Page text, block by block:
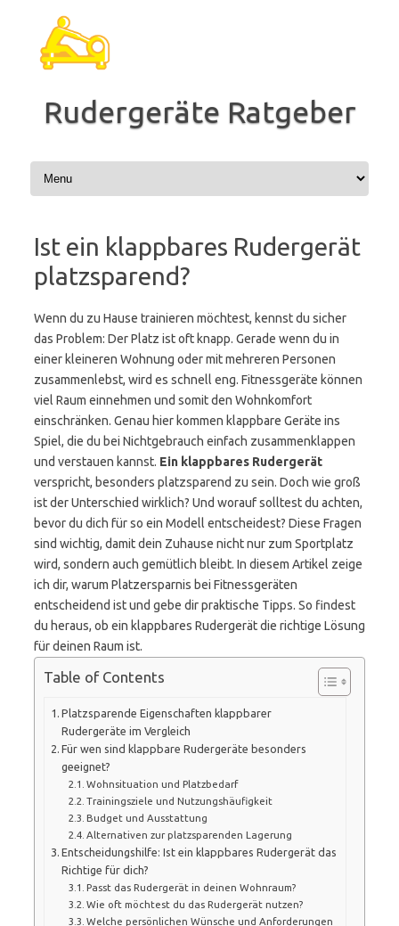
springen
Rudergeräte Ratgeber
Ist ein klappbares Rudergerät
platzsparend?
Wenn du zu Hause trainieren möchtest, kennst du sicher
das Problem: Der Platz ist oft knapp. Gerade wenn du in
einer kleineren Wohnung oder mit mehreren Personen
zusammenlebst, wird es schnell eng. Fitnessgeräte können
viel Raum einnehmen und somit den Wohnkomfort
einschränken. Genau hier kommen klappbare Geräte ins
Spiel, die du bei Nichtgebrauch einfach zusammenklappen
und verstauen kannst. Ein klappbares Rudergerät
verspricht, besonders platzsparend zu sein. Doch wie groß
ist der Unterschied wirklich? Und worauf solltest du achten,
bevor du dich für so ein Modell entscheidest? Diese Fragen
sind wichtig, damit dein Zuhause nicht nur zum Sportplatz
wird, sondern auch gemütlich bleibt. In diesem Artikel zeige
ich dir, warum Platzersparnis bei Fitnessgeräten
entscheidend ist und gebe dir praktische Tipps. So findest
du heraus, ob ein klappbares Rudergerät die richtige Lösung
für deinen Raum ist.
Table of Contents
Platzsparende Eigenschaften klappbarer
Rudergeräte im Vergleich
Für wen sind klappbare Rudergeräte besonders
geeignet?
Wohnsituation und Platzbedarf
Trainingsziele und Nutzungshäufigkeit
Budget und Ausstattung
Alternativen zur platzsparenden Lagerung
Entscheidungshilfe: Ist ein klappbares Rudergerät das
Richtige für dich?
Passt das Rudergerät in deinen Wohnraum?
Wie oft möchtest du das Rudergerät nutzen?
Welche persönlichen Wünsche und Anforderungen